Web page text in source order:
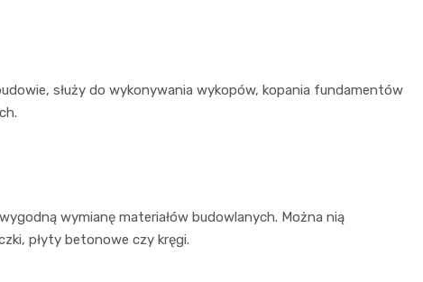
służy do wykonywania wykopów, kopania fundamentów
wymianę materiałów budowlanych. Można nią
płyty betonowe czy kręgi.